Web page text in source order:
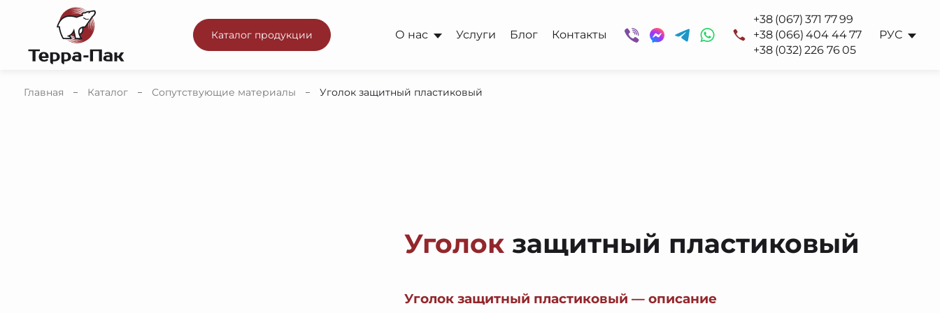
Каталог продукции О нас Услуги Блог Контакты
+38 (067) 371 77 99
+38 (066) 404 44 77
+38 (032) 226 76 05
РУС
Главная Каталог Сопутствующие материалы Уголок защитный пластиковый
Уголок защитный пластиковый
Уголок защитный пластиковый — описание